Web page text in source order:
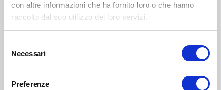
con altre informazioni che ha fornito loro o che hanno
raccolto dal suo utilizzo dei loro servizi.
delNecessari
Preferenze